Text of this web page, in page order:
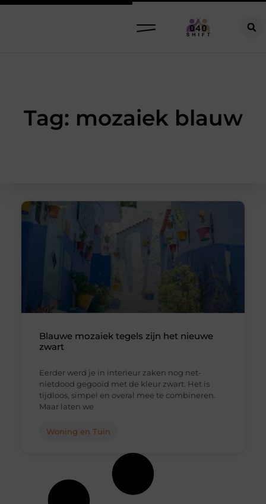
Tag: mozaiek blauw
Blauwe mozaiek tegels zijn het nieuwe
zwart
Eerder werd je in interieur zaken nog net-
nietdood gegooid met de kleur zwart. Het is
tijdloos, simpel en overal mee te combineren.
Maar laten we
Woning en Tuin